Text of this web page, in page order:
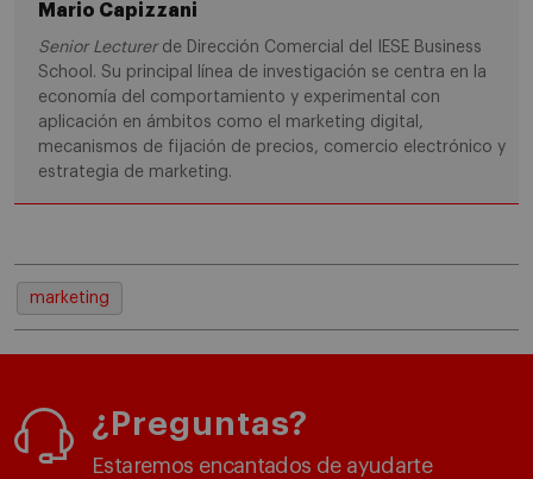
Mario Capizzani
Senior Lecturer de Dirección Comercial del IESE Business
School. Su principal línea de investigación se centra en la
economía del comportamiento y experimental con
aplicación en ámbitos como el marketing digital,
mecanismos de fijación de precios, comercio electrónico y
estrategia de marketing.
marketing
¿Preguntas?
Estaremos encantados de ayudarte